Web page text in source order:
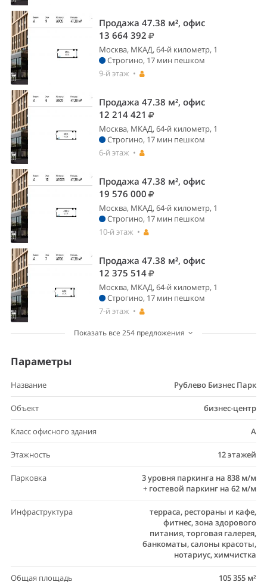
Продажа 47.38 м², офис
13 664 392
Москва, МКАД, 64-й километр, 1
Строгино, 17 мин пешком
9-й этаж •
Продажа 47.38 м², офис
12 214 421
Москва, МКАД, 64-й километр, 1
Строгино, 17 мин пешком
6-й этаж •
Продажа 47.38 м², офис
19 576 000
Москва, МКАД, 64-й километр, 1
Строгино, 17 мин пешком
10-й этаж •
Продажа 47.38 м², офис
12 375 514
Москва, МКАД, 64-й километр, 1
Строгино, 17 мин пешком
7-й этаж •
Показать все 254 предложения
Параметры
Название Рублево Бизнес Парк
Объект бизнес-центр
Класс офисного здания A
Этажность 12 этажей
Парковка
3 уровня паркинга на 838 м/м
+ гостевой паркинг на 62 м/м
Инфраструктура
терраса, рестораны и кафе,
фитнес, зона здорового
питания, торговая галерея,
банкоматы, салоны красоты,
нотариус, химчистка
Общая площадь 105 355 м²